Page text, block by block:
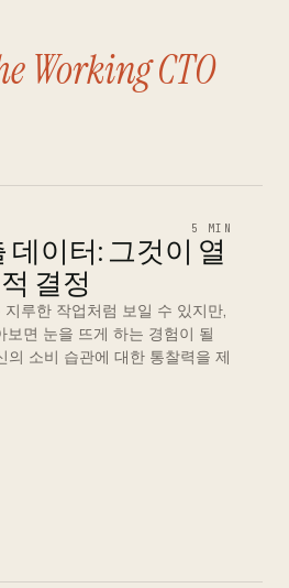
Working CTO
5 MIN
데이터: 그것이 열
결정
루한 작업처럼 보일 수 있지만,
보면 눈을 뜨게 하는 경험이 될
의 소비 습관에 대한 통찰력을 제